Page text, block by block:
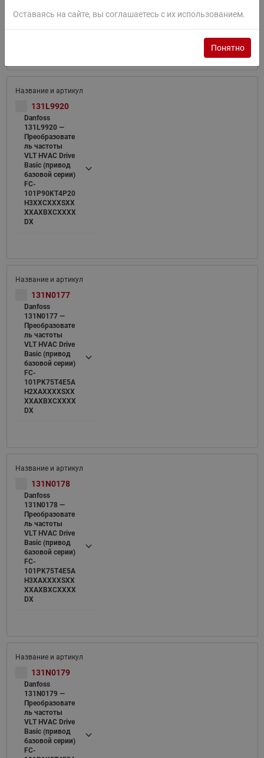
H3XXXXXXSXX
131L9920
Danfoss
131L9920 —
Преобразовате
ль частоты
VLT HVAC Drive
Basic (привод
базовой серии)
FC-
101P90KT4P20
H3XXCXXXSXX
XXAXBXCXXXX
DX
131N0177
Danfoss
131N0177 —
Преобразовате
ль частоты
VLT HVAC Drive
Basic (привод
базовой серии)
FC-
101PK75T4E5A
H2XAXXXXSXX
XXAXBXCXXXX
DX
131N0178
Danfoss
131N0178 —
Преобразовате
ль частоты
VLT HVAC Drive
Basic (привод
базовой серии)
FC-
101PK75T4E5A
H3XAXXXXSXX
XXAXBXCXXXX
DX
131N0179
Danfoss
131N0179 —
Преобразовате
ль частоты
VLT HVAC Drive
Basic (привод
базовой серии)
FC-
Оставаясь на сайте, вы соглашаетесь с их использованием.
Понятно